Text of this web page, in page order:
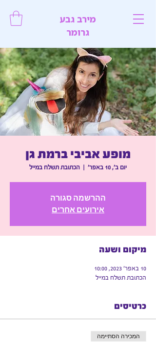
מירב גבע
גרומר
מופע אביבי ברמת גן
יום ב׳, 10 באפר׳ הכתובת תשלח במייל
ההרשמה סגורה
אירועים אחרים
מיקום ושעה
10 באפר׳ 2023, 10:00
הכתובת תשלח במייל
כרטיסים
המכירה הסתיימה